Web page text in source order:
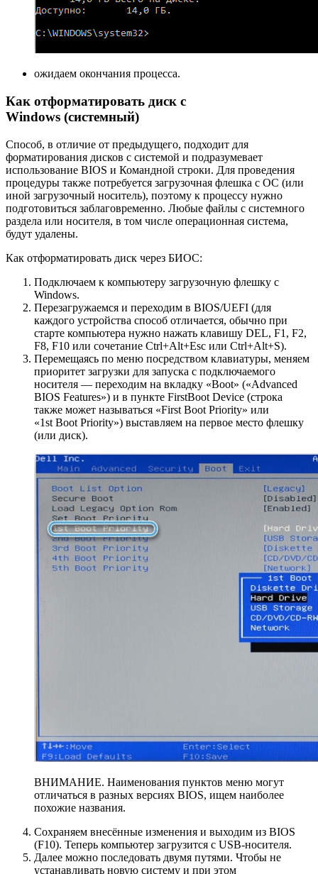
ожидаем окончания процесса.
Как отформатировать диск с
Windows (системный)
Способ, в отличие от предыдущего, подходит для
форматирования дисков с системой и подразумевает
использование BIOS и Командной строки. Для проведения
процедуры также потребуется загрузочная флешка с ОС (или
иной загрузочный носитель), поэтому к процессу нужно
подготовиться заблаговременно. Любые файлы с системного
раздела или носителя, в том числе операционная система,
будут удалены.
Как отформатировать диск через БИОС:
Подключаем к компьютеру загрузочную флешку с
Windows.
Перезагружаемся и переходим в BIOS/UEFI (для
каждого устройства способ отличается, обычно при
старте компьютера нужно нажать клавишу DEL, F1, F2,
F8, F10 или сочетание Ctrl+Alt+Esc или Ctrl+Alt+S).
Перемещаясь по меню посредством клавиатуры, меняем
приоритет загрузки для запуска с подключаемого
носителя — переходим на вкладку «Boot» («Advanced
BIOS Features») и в пункте FirstBoot Device (строка
также может называться «First Boot Priority» или
«1st Boot Priority») выставляем на первое место флешку
(или диск).
ВНИМАНИЕ. Наименования пунктов меню могут
отличаться в разных версиях BIOS, ищем наиболее
похожие названия.
Сохраняем внесённые изменения и выходим из BIOS
(F10). Теперь компьютер загрузится с USB-носителя.
Далее можно последовать двумя путями. Чтобы не
устанавливать новую систему и при этом